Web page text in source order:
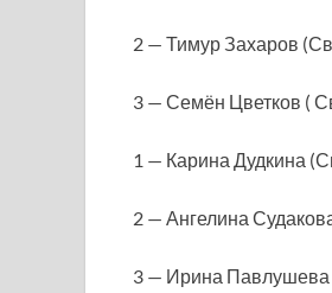
2 — Тимур Захаров
3 — Семён Цветков (
1 — Карина Дудкина
2 — Ангелина
3 — Ирина Павлушева